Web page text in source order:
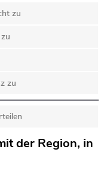
zu
zu
der Region, in